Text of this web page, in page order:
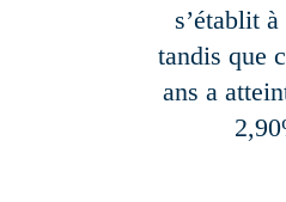
s’établit
tandis que
ans a